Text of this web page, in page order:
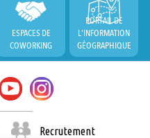
ESPACES DE
COWORKING
PORTAIL DE
L'INFORMATION
GÉOGRAPHIQUE
Recrutement